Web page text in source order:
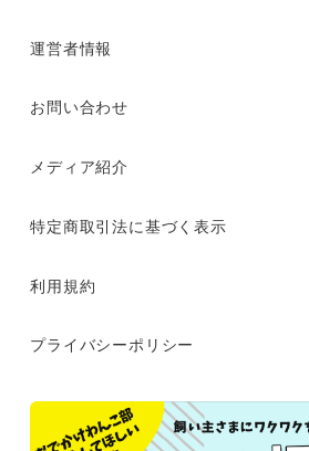
運営者情報
お問い合わせ
メディア紹介
特定商取引法に基づく表示
利用規約
プライバシーポリシー